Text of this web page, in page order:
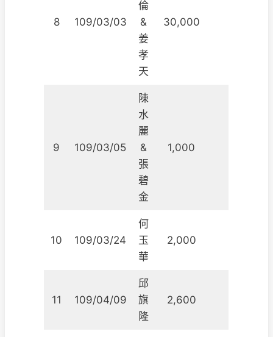
8 109/03/03
倫
&
姜
孝
天
30,000
9 109/03/05
陳
水
麗
&
張
碧
金
1,000
10 109/03/24
何
玉
華
2,000
11 109/04/09
邱
旗
隆
2,600